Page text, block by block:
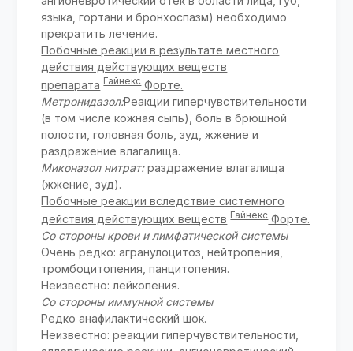
языка, гортани и бронхоспазм) необходимо
прекратить лечение.
Побочные реакции в результате местного
действия действующих веществ
препарата ГайнексФорте.
Метронидазол:Реакции гиперчувствительности
(в том числе кожная сыпь), боль в брюшной
полости, головная боль, зуд, жжение и
раздражение влагалища.
Миконазол нитрат:раздражение влагалища
(жжение, зуд).
Побочные реакции вследствие системного
действия действующих веществ ГайнексФорте.
Со стороны крови и лимфатической системы
Очень редко: агранулоцитоз, нейтропения,
тромбоцитопения, панцитопения.
Неизвестно: лейкопения.
Со стороны иммунной системы
Редко анафилактический шок.
Неизвестно: реакции гиперчувствительности,